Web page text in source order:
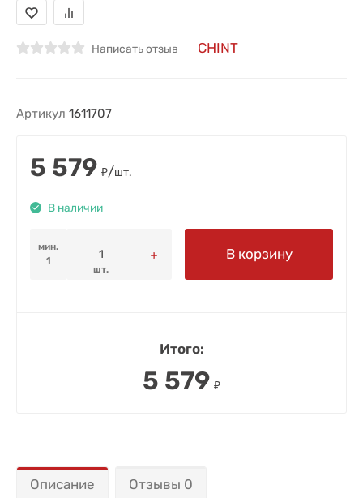
Написать отзыв CHINT
Артикул 1611707
5 579 ₽/шт.
В наличии
мин.
1
шт.
В корзину
Итого:
5 579 ₽
Описание Отзывы 0